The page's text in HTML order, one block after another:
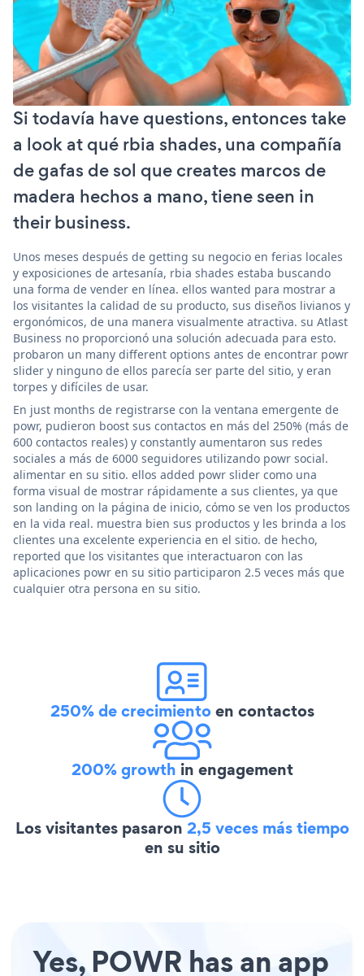
Si todavía have questions, entonces take
a look at qué rbia shades, una compañía
de gafas de sol que creates marcos de
madera hechos a mano, tiene seen in
their business.
Unos meses después de getting su negocio en ferias locales
y exposiciones de artesanía, rbia shades estaba buscando
una forma de vender en línea. ellos wanted para mostrar a
los visitantes la calidad de su producto, sus diseños livianos y
ergonómicos, de una manera visualmente atractiva. su Atlast
Business no proporcionó una solución adecuada para esto.
probaron un many different options antes de encontrar powr
slider y ninguno de ellos parecía ser parte del sitio, y eran
torpes y difíciles de usar.
En just months de registrarse con la ventana emergente de
powr, pudieron boost sus contactos en más del 250% (más de
600 contactos reales) y constantly aumentaron sus redes
sociales a más de 6000 seguidores utilizando powr social.
alimentar en su sitio. ellos added powr slider como una
forma visual de mostrar rápidamente a sus clientes, ya que
son landing on la página de inicio, cómo se ven los productos
en la vida real. muestra bien sus productos y les brinda a los
clientes una excelente experiencia en el sitio. de hecho,
reported que los visitantes que interactuaron con las
aplicaciones powr en su sitio participaron 2.5 veces más que
cualquier otra persona en su sitio.
250% de crecimientoen contactos
200% growth in engagement
Los visitantes pasaron 2,5 veces más tiempo
en su sitio
Yes, POWR has an app